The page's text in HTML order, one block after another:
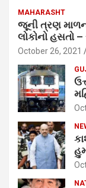
MAHARASHT
જૂની ત્રણ
લોકોનો હસતો –
October 26, 2021